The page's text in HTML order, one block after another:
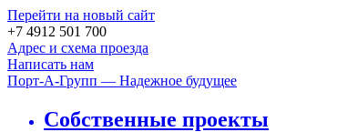
Перейти на новый сайт
+7 4912 501 700
Адрес и схема проезда
Написать нам
Порт-А-Групп — Надежное будущее
Собственные проекты